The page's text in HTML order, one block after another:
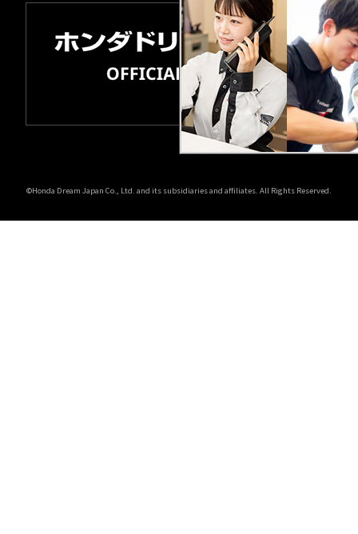
©Honda Dream Japan Co., Ltd. and its subsidiaries and affiliates. All Rights Reserved.